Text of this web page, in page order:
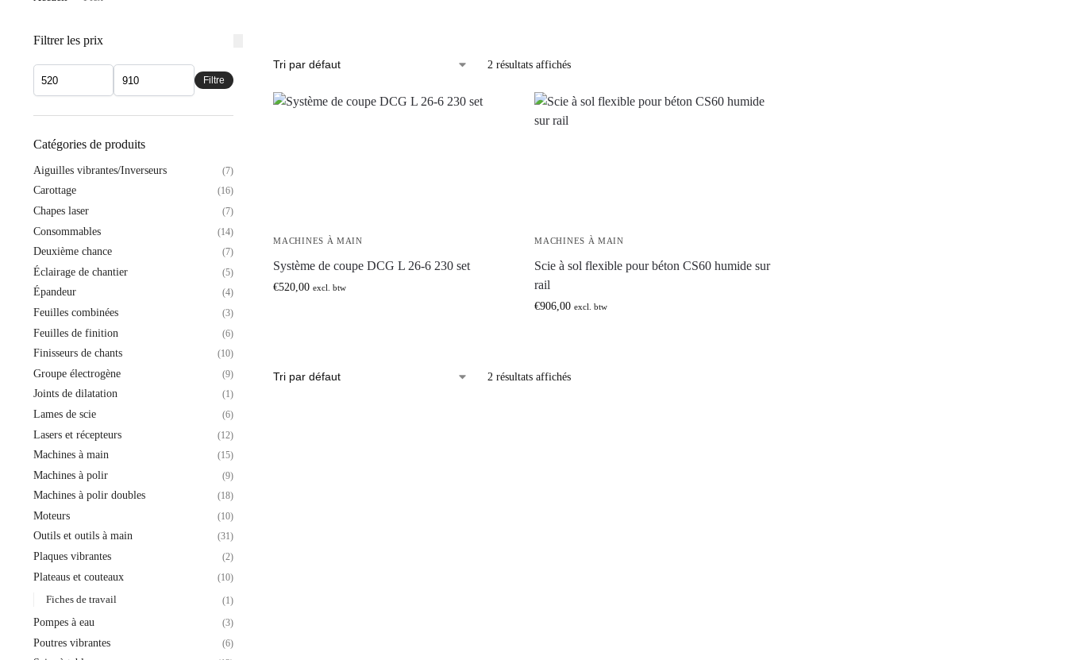
2 résultats affichés
MACHINES À MAIN
Système de coupe DCG L 26-6 230 set
€520,00 excl. btw
MACHINES À MAIN
Scie à sol flexible pour béton CS60 humide sur
rail
€906,00 excl. btw
2 résultats affichés
Filtrer les prix
Filtre
Catégories de produits
Aiguilles vibrantes/Inverseurs (7)
Carottage (16)
Chapes laser (7)
Consommables (14)
Deuxième chance (7)
Éclairage de chantier (5)
Épandeur (4)
Feuilles combinées (3)
Feuilles de finition (6)
Finisseurs de chants (10)
Groupe électrogène (9)
Joints de dilatation (1)
Lames de scie (6)
Lasers et récepteurs (12)
Machines à main (15)
Machines à polir (9)
Machines à polir doubles (18)
Moteurs (10)
Outils et outils à main (31)
Plaques vibrantes (2)
Plateaus et couteaux (10)
Fiches de travail (1)
Pompes à eau (3)
Poutres vibrantes (6)